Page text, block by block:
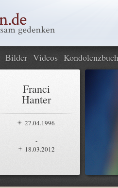
Bilder Videos Kondolenzbuch
Franci
Hanter
27.04.1996
-
18.03.2012